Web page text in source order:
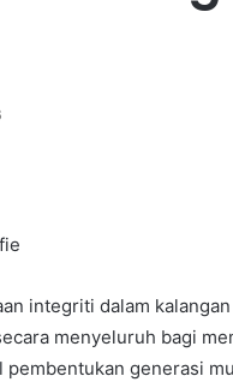
integriti dalam
menyeluruh bagi
generasi